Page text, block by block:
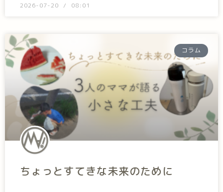
2026-07-20 08:01
コラム
ちょっとすてきな未来のために